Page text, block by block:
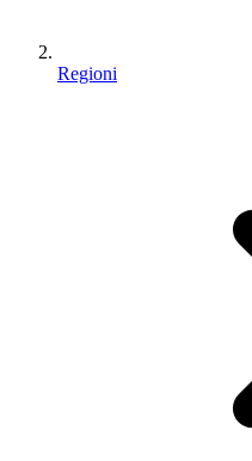
Regioni